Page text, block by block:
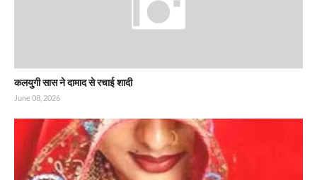
कलयुगी सास ने दामाद से रचाई शादी
June 08, 2026